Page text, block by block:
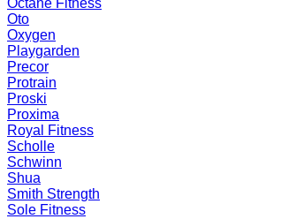
Octane Fitness
Oto
Oxygen
Playgarden
Precor
Protrain
Proski
Proxima
Royal Fitness
Scholle
Schwinn
Shua
Smith Strength
Sole Fitness